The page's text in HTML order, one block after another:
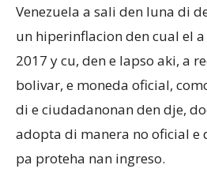
Venezuela a sali den luna di
un hiperinflacion den cual el
2017 y cu, den e lapso aki, a
bolivar, e moneda oficial,
di e ciudadanonan den dje,
adopta di manera no oficial e
pa proteha nan ingreso.